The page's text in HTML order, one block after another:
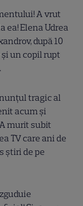
A vrut
ea! Elena Udrea
după 10
un copil rupt
tragic al
acum și
murit subit
TV care ani de
știri de pe